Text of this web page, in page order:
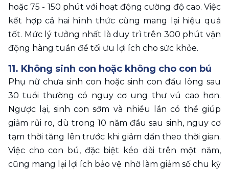
hoặc 75 - 150 phút với hoạt động cường độ cao. Việc
kết hợp cả hai hình thức cũng mang lại hiệu quả
tốt. Mức lý tưởng nhất là duy trì trên 300 phút vận
động hàng tuần để tối ưu lợi ích cho sức khỏe.
11. Không sinh con hoặc không cho con bú
Phụ nữ chưa sinh con hoặc sinh con đầu lòng sau
30 tuổi thường có nguy cơ ung thư vú cao hơn.
Ngược lại, sinh con sớm và nhiều lần có thể giúp
giảm rủi ro, dù trong 10 năm đầu sau sinh, nguy cơ
tạm thời tăng lên trước khi giảm dần theo thời gian.
Việc cho con bú, đặc biệt kéo dài trên một năm,
cũng mang lại lợi ích bảo vệ nhờ làm giảm số chu kỳ